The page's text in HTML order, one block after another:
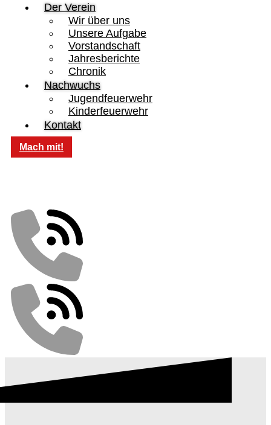
Der Verein
Wir über uns
Unsere Aufgabe
Vorstandschaft
Jahresberichte
Chronik
Nachwuchs
Jugendfeuerwehr
Kinderfeuerwehr
Kontakt
Mach mit!